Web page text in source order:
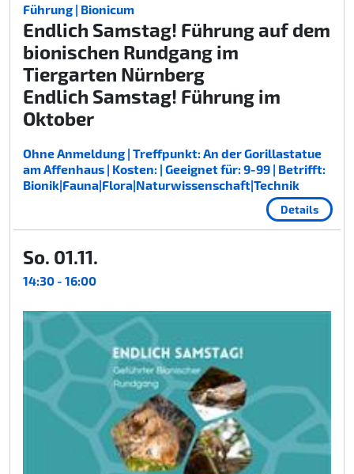
Führung | Bionicum
Endlich Samstag! Führung auf dem
bionischen Rundgang im
Tiergarten Nürnberg
Endlich Samstag! Führung im
Oktober
Ohne Anmeldung | Treffpunkt: An der Gorillastatue
am Affenhaus | Kosten: | Geeignet für: 9-99 | Betrifft:
Bionik|Fauna|Flora|Naturwissenschaft|Technik
Details
So. 01.11.
14:30 - 16:00